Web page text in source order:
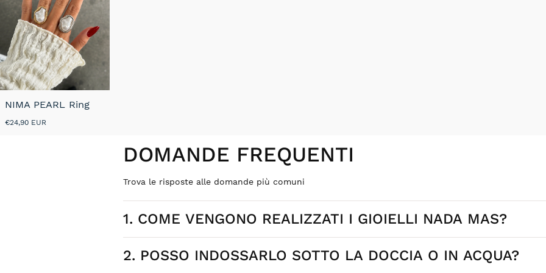
NIMA PEARL Ring
Prezzo
€24,90 EUR
DOMANDE FREQUENTI
Trova le risposte alle domande più comuni
1. COME VENGONO REALIZZATI I GIOIELLI NADA MAS?
Ogni gioiello Nada Mas nasce da design selezionati ed esclusivi, sviluppati per il brand. Alcuni
2. POSSO INDOSSARLO SOTTO LA DOCCIA O IN ACQUA?